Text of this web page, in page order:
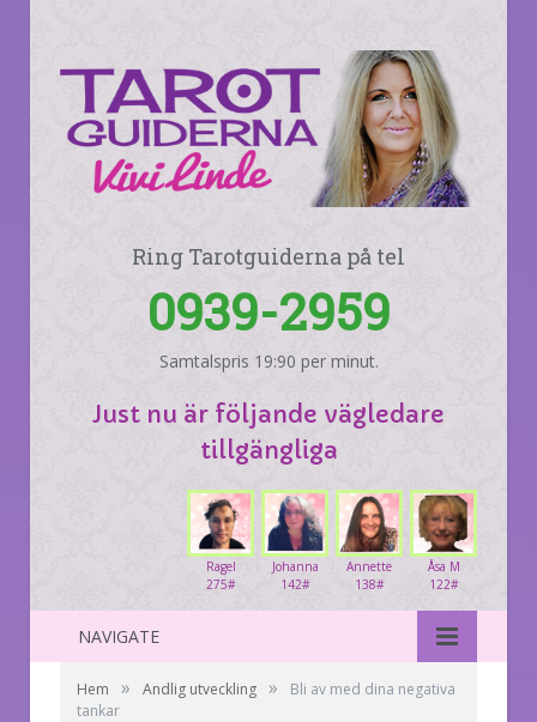
Ring Tarotguiderna på tel
0939-2959
Samtalspris 19:90 per minut.
Just nu är följande vägledare
tillgängliga
Åsa M
122#
Annette
138#
Johanna
142#
Ragel
275#
NAVIGATE
Hem » Andlig utveckling »
Bli av med dina negativa
tankar